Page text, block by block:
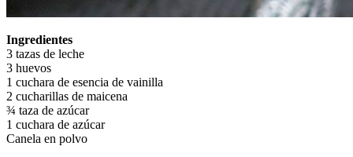
Ingredientes
3 tazas de leche
3 huevos
1 cuchara de esencia de vainilla
2 cucharillas de maicena
¾ taza de azúcar
1 cuchara de azúcar
Canela en polvo